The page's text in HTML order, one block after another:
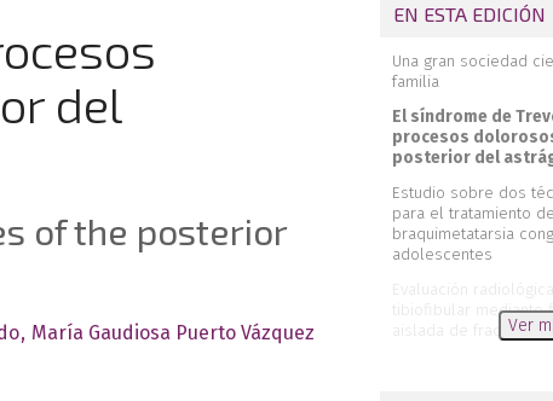
del
of the posterior
María Gaudiosa Puerto Vázquez
EN ESTA EDICIÓN
Una gran sociedad
familia
El síndrome de
procesos
posterior del
Estudio sobre dos
para el tratamiento
braquimetatarsia
adolescentes
Evaluación
tibiofibular mediante
aislada de fracturas
Ver